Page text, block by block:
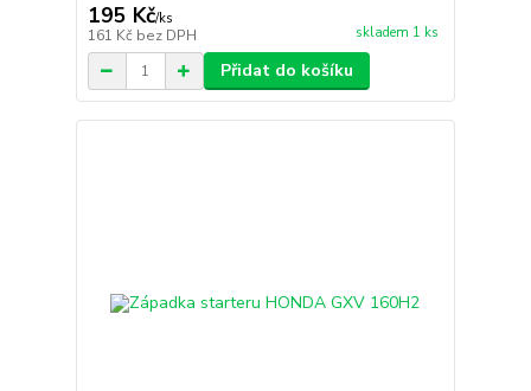
195 Kč/ks
161 Kč bez DPH skladem 1 ks
Přidat do košíku